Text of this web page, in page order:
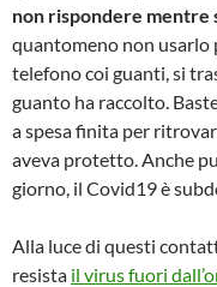
non rispondere mentre
quantomeno non usarlo
telefono coi guanti, si
guanto ha raccolto.
a spesa finita per
aveva protetto. Anche
giorno, il Covid19 è
Alla luce di questi
resista il virus fuori